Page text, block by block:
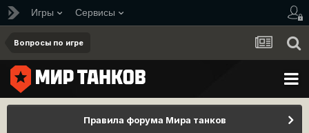
Игры Сервисы
Вопросы по игре
Правила форума Мира танков